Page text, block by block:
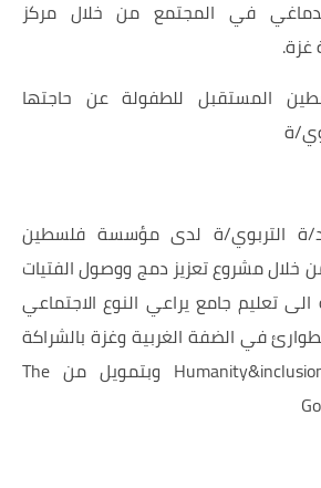
في المجتمع من خلال مركز
المستقبل للطفولة عن حاجتها
ة
ة التربوي/ة لدى مؤسسة فلسطين
خلال مشروع تعزيز دمج ووصول الفتيات
الى تعليم جامع يراعي النوع الاجتماعي
في الضفة الغربية وغزة بالشراكة
مع مؤسسة Humanity&inclusion (HI) وبتمويل من The